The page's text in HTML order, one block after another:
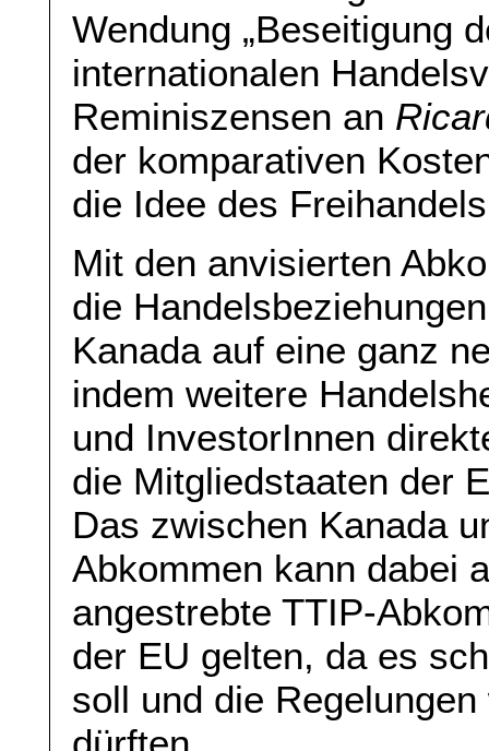
Wendung „Beseitigung
internationalen
Reminiszensen an
der komparativen
die Idee des
Mit den anvisierten
die
Kanada auf eine ganz
indem weitere
und InvestorInnen
die Mitgliedstaaten der
Das zwischen Kanada
Abkommen kann dabei
angestrebte TTIP-
der EU gelten, da es
soll und die